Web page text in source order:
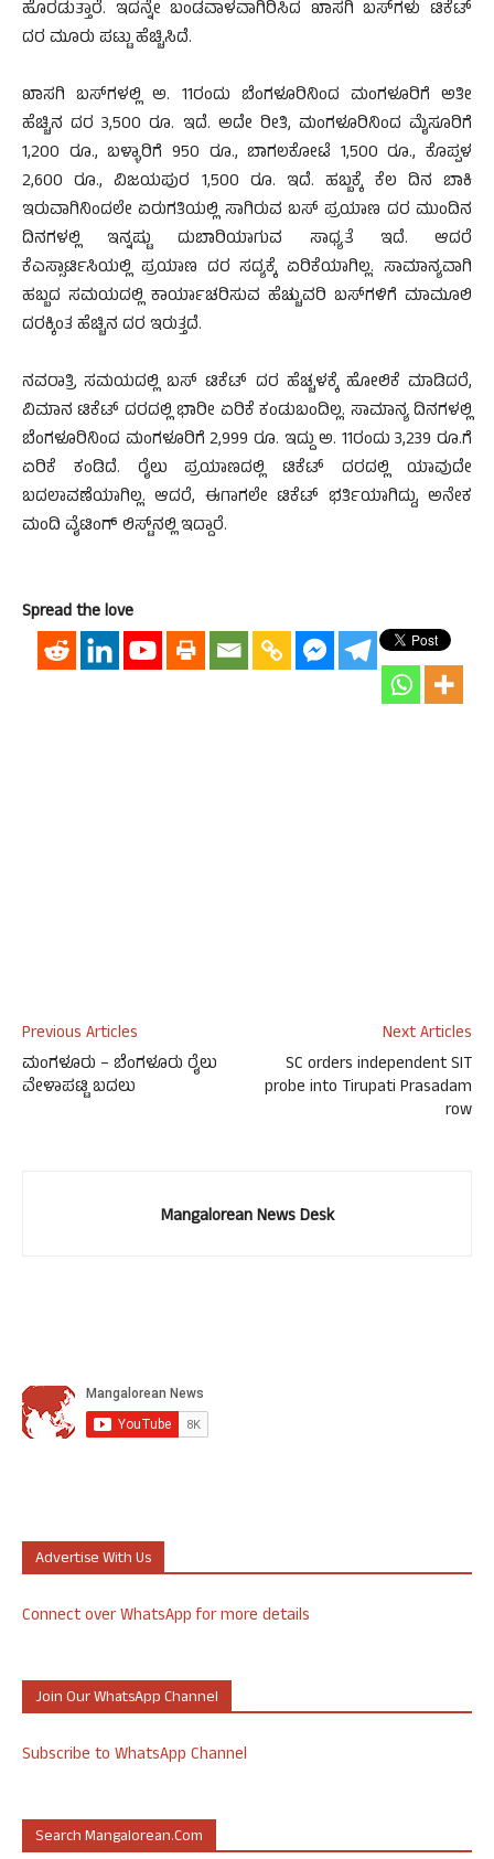
ಹೊರಡುತ್ತಾರೆ. ಇದನ್ನೇ ಬಂಡವಾಳವಾಗಿರಿಸಿದ ಖಾಸಗಿ ಬಸ್‌ಗಳು ಟಿಕೆಟ್
ದರ ಮೂರು ಪಟ್ಟು ಹೆಚ್ಚಿಸಿದೆ.
ಖಾಸಗಿ ಬಸ್‌ಗಳಲ್ಲಿ ಅ. 11ರಂದು ಬೆಂಗಳೂರಿನಿಂದ ಮಂಗಳೂರಿಗೆ ಅತೀ
ಹೆಚ್ಚಿನ ದರ 3,500 ರೂ. ಇದೆ. ಅದೇ ರೀತಿ, ಮಂಗಳೂರಿನಿಂದ ಮೈಸೂರಿಗೆ
1,200 ರೂ., ಬಳ್ಳಾರಿಗೆ 950 ರೂ., ಬಾಗಲಕೋಟೆ 1,500 ರೂ., ಕೊಪ್ಪಳ
2,600 ರೂ., ವಿಜಯಪುರ 1,500 ರೂ. ಇದೆ. ಹಬ್ಬಕ್ಕೆ ಕೆಲ ದಿನ ಬಾಕಿ
ಇರುವಾಗಿನಿಂದಲೇ ಏರುಗತಿಯಲ್ಲಿ ಸಾಗಿರುವ ಬಸ್ ಪ್ರಯಾಣ ದರ ಮುಂದಿನ
ದಿನಗಳಲ್ಲಿ ಇನ್ನಷ್ಟು ದುಬಾರಿಯಾಗುವ ಸಾಧ್ಯತೆ ಇದೆ. ಆದರೆ
ಕೆಎಸ್ಸಾರ್ಟಿಸಿಯಲ್ಲಿ ಪ್ರಯಾಣ ದರ ಸದ್ಯಕ್ಕೆ ಏರಿಕೆಯಾಗಿಲ್ಲ. ಸಾಮಾನ್ಯವಾಗಿ
ಹಬ್ಬದ ಸಮಯದಲ್ಲಿ ಕಾರ್ಯಾಚರಿಸುವ ಹೆಚ್ಚುವರಿ ಬಸ್‌ಗಳಿಗೆ ಮಾಮೂಲಿ
ದರಕ್ಕಿಂತ ಹೆಚ್ಚಿನ ದರ ಇರುತ್ತದೆ.
ನವರಾತ್ರಿ ಸಮಯದಲ್ಲಿ ಬಸ್ ಟಿಕೆಟ್ ದರ ಹೆಚ್ಚಳಕ್ಕೆ ಹೋಲಿಕೆ ಮಾಡಿದರೆ,
ವಿಮಾನ ಟಿಕೆಟ್ ದರದಲ್ಲಿ ಭಾರೀ ಏರಿಕೆ ಕಂಡುಬಂದಿಲ್ಲ. ಸಾಮಾನ್ಯ ದಿನಗಳಲ್ಲಿ
ಬೆಂಗಳೂರಿನಿಂದ ಮಂಗಳೂರಿಗೆ 2,999 ರೂ. ಇದ್ದು ಅ. 11ರಂದು 3,239 ರೂ.ಗೆ
ಏರಿಕೆ ಕಂಡಿದೆ. ರೈಲು ಪ್ರಯಾಣದಲ್ಲಿ ಟಿಕೆಟ್ ದರದಲ್ಲಿ ಯಾವುದೇ
ಬದಲಾವಣೆಯಾಗಿಲ್ಲ. ಆದರೆ, ಈಗಾಗಲೇ ಟಿಕೆಟ್ ಭರ್ತಿಯಾಗಿದ್ದು, ಅನೇಕ
ಮಂದಿ ವೈಟಿಂಗ್ ಲಿಸ್ಟ್‌ನಲ್ಲಿ ಇದ್ದಾರೆ.
Spread the love
Previous Articles
ಮಂಗಳೂರು – ಬೆಂಗಳೂರು ರೈಲು
ವೇಳಾಪಟ್ಟಿ ಬದಲು
Next Articles
SC orders independent SIT
probe into Tirupati Prasadam
row
Mangalorean News Desk
Advertise With Us
Connect over WhatsApp for more details
Join Our WhatsApp Channel
Subscribe to WhatsApp Channel
Search Mangalorean.com